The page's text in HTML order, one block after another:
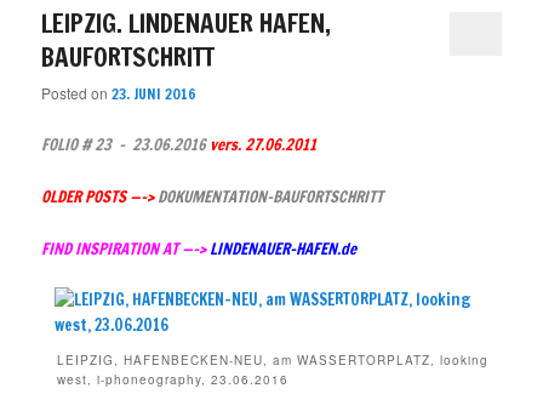
LEIPZIG. LINDENAUER HAFEN,
BAUFORTSCHRITT
Posted on23. JUNI 2016
FOLIO # 23 – 23.06.2016vers. 27.06.2011
OLDER POSTS —–> DOKUMENTATION-BAUFORTSCHRITT
FIND INSPIRATION AT —->LINDENAUER-HAFEN.de
LEIPZIG, HAFENBECKEN-NEU, am WASSERTORPLATZ, looking
west, i-phoneography, 23.06.2016